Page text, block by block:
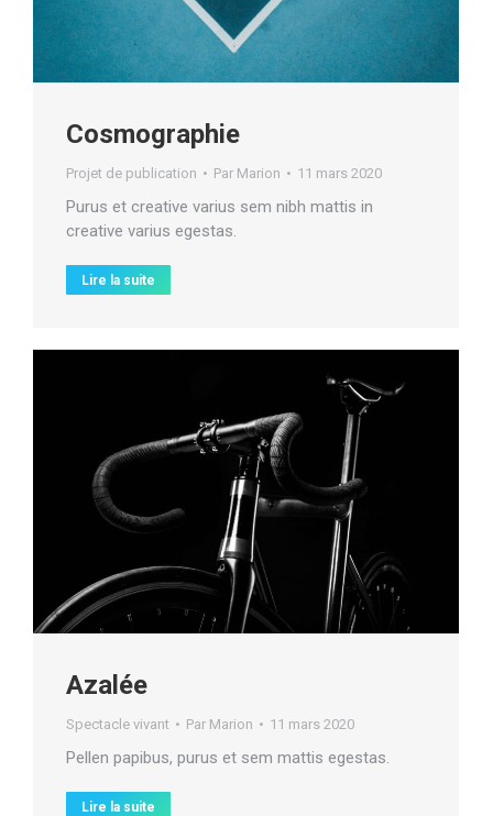
Cosmographie
Projet de publication Par Marion 11 mars 2020
Purus et creative varius sem nibh mattis in
creative varius egestas.
Lire la suite
Azalée
Spectacle vivant Par Marion 11 mars 2020
Pellen papibus, purus et sem mattis egestas.
Lire la suite